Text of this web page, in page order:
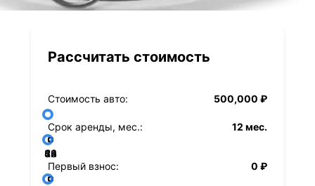
Рассчитать стоимость
Стоимость авто: 500,000 ₽
Срок аренды, мес.: 12 мес.
12
24
36
48
60
72
84
Первый взнос:
0 ₽